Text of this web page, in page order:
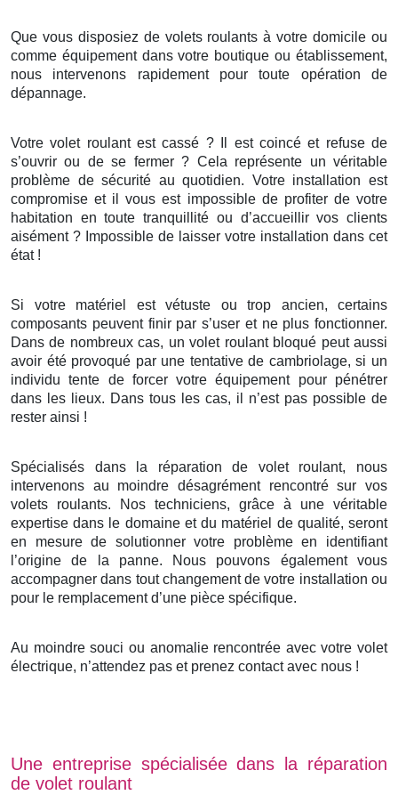
Que vous disposiez de volets roulants à votre domicile ou
comme équipement dans votre boutique ou établissement,
nous intervenons rapidement pour toute opération de
dépannage.
Votre volet roulant est cassé ? Il est coincé et refuse de
s’ouvrir ou de se fermer ? Cela représente un véritable
problème de sécurité au quotidien. Votre installation est
compromise et il vous est impossible de profiter de votre
habitation en toute tranquillité ou d’accueillir vos clients
aisément ? Impossible de laisser votre installation dans cet
état !
Si votre matériel est vétuste ou trop ancien, certains
composants peuvent finir par s’user et ne plus fonctionner.
Dans de nombreux cas, un volet roulant bloqué peut aussi
avoir été provoqué par une tentative de cambriolage, si un
individu tente de forcer votre équipement pour pénétrer
dans les lieux. Dans tous les cas, il n’est pas possible de
rester ainsi !
Spécialisés dans la réparation de volet roulant, nous
intervenons au moindre désagrément rencontré sur vos
volets roulants. Nos techniciens, grâce à une véritable
expertise dans le domaine et du matériel de qualité, seront
en mesure de solutionner votre problème en identifiant
l’origine de la panne. Nous pouvons également vous
accompagner dans tout changement de votre installation ou
pour le remplacement d’une pièce spécifique.
Au moindre souci ou anomalie rencontrée avec votre volet
électrique, n’attendez pas et prenez contact avec nous !
Une entreprise spécialisée dans la réparation
de volet roulant